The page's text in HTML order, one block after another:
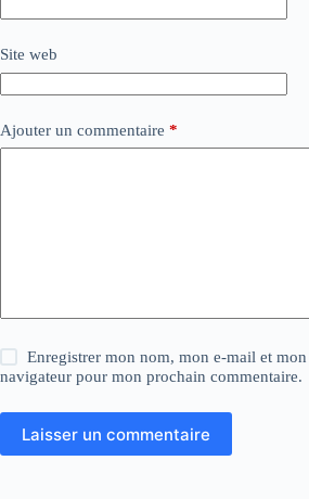
Site web
Ajouter un commentaire *
Enregistrer mon nom, mon e-mail et mon
navigateur pour mon prochain commentaire.
Laisser un commentaire